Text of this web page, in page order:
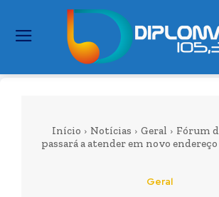
Início Notícias Geral
Fórum
passará a atender em novo
Geral